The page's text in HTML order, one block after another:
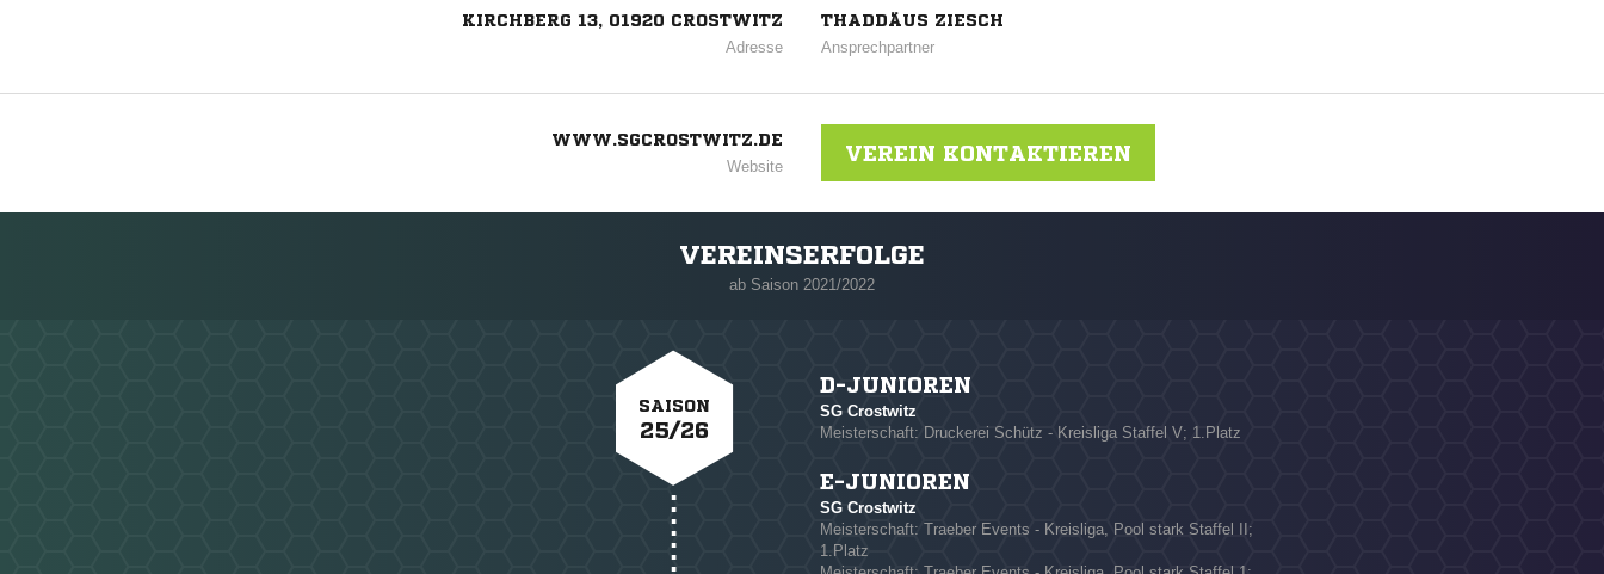
KIRCHBERG 13, 01920 CROSTWITZ
Adresse
THADDÄUS ZIESCH
Ansprechpartner
WWW.SGCROSTWITZ.DE
Website
VEREIN KONTAKTIEREN
NACHRICHT SENDEN
* Pflichtfelder
VEREINSERFOLGE
ab Saison 2021/2022
SAISON
25/26
D-JUNIOREN
SG Crostwitz
Meisterschaft: Druckerei Schütz - Kreisliga Staffel V; 1.Platz
E-JUNIOREN
SG Crostwitz
Meisterschaft: Traeber Events - Kreisliga, Pool stark Staffel II;
1.Platz